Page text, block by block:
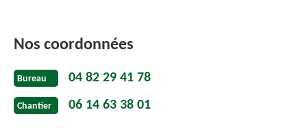
Nos coordonnées
Bureau 04 82 29 41 78
Chantier 06 14 63 38 01